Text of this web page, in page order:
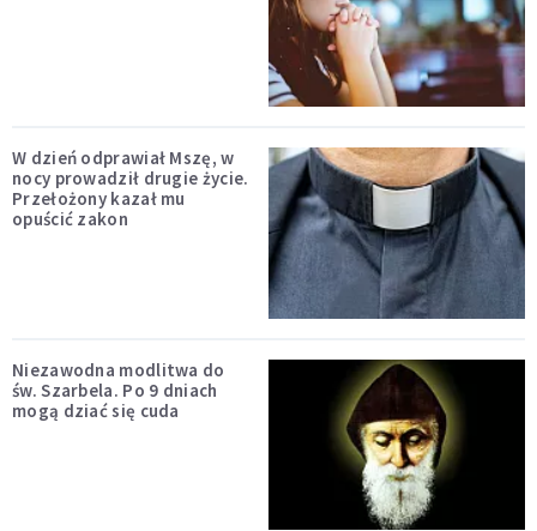
W dzień odprawiał Mszę, w
nocy prowadził drugie życie.
Przełożony kazał mu
opuścić zakon
Niezawodna modlitwa do
św. Szarbela. Po 9 dniach
mogą dziać się cuda